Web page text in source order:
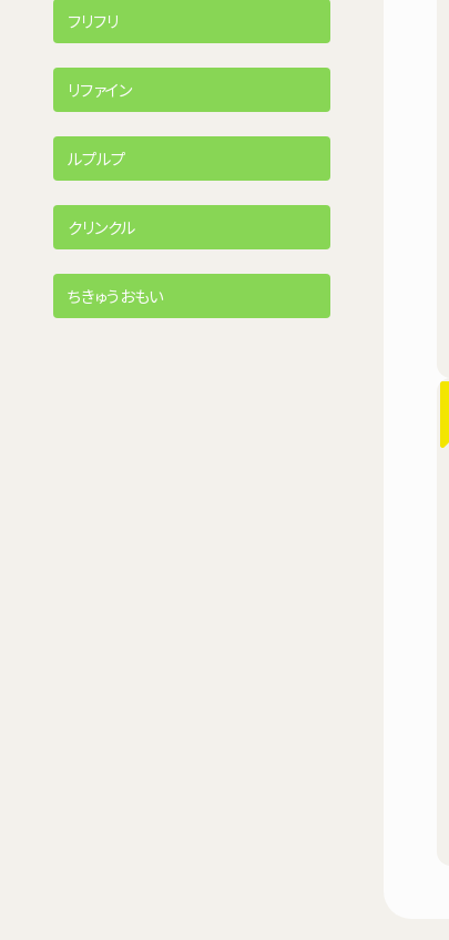
フリフリ
リファイン
ルプルプ
クリンクル
ちきゅうおもい